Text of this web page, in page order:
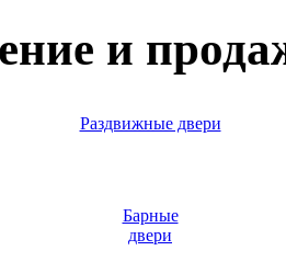
и
Раздвижные двери
Барные
двери